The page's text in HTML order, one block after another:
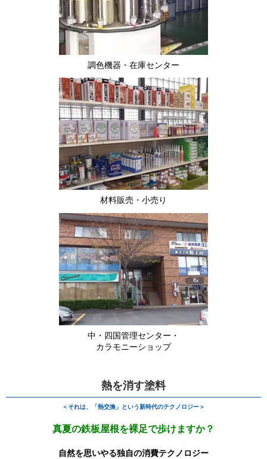
調色機器・在庫センター
材料販売・小売り
中・四国管理センター・
カラモニーショップ
熱を消す塗料
＜それは、「熱交換」という新時代のテクノロジー＞
真夏の鉄板屋根を裸足で歩けますか？
自然を思いやる独自の消費テクノロジー